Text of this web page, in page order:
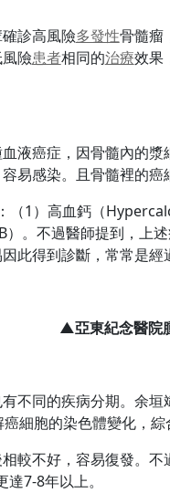
診高風險多發性骨髓瘤
險患者相同的治療效果
液癌症，因骨髓內的
易感染。且骨髓裡的
（1）高血鈣（
。不過醫師提到，上
此得到診斷，常常是經
▲亞東紀念醫院
不同的疾病分期。余
細胞的染色體變化，綜
較不好，容易復發。不
7-8年以上。